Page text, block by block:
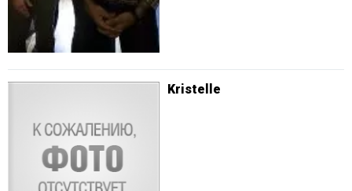
Kristelle